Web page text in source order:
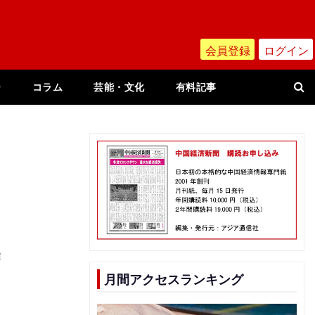
会員登録 ログイン
コラム 芸能・文化 有料記事
月間アクセスランキング